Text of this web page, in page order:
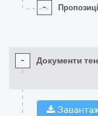
-
- Документи